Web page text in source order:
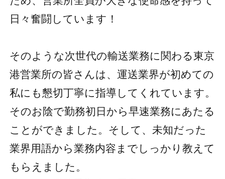
日々奮闘しています！
そのような次世代の輸送業務に関わる東京
港営業所の皆さんは、運送業界が初めての
私にも懇切丁寧に指導してくれています。
そのお陰で勤務初日から早速業務にあたる
ことができました。そして、未知だった
業界用語から業務内容までしっかり教えて
もらえました。